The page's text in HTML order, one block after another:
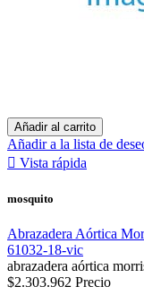
Añadir al carrito
Añadir a la lista de
 Vista rápida
mosquito
Abrazadera Aórtica
61032-18-vic
abrazadera aórtica
$2.303.962 Precio